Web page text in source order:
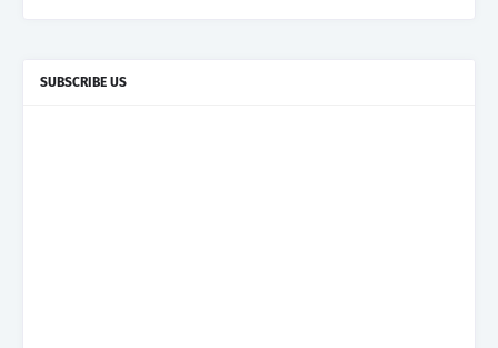
SUBSCRIBE US